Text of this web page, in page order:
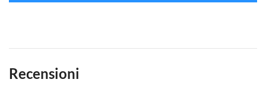
Recensioni